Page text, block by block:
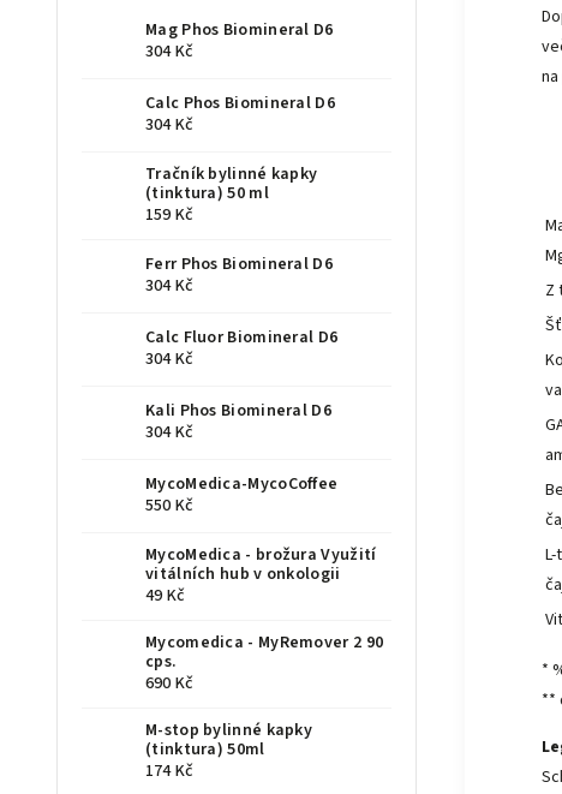
Mag Phos Biomineral D6
304 Kč
Calc Phos Biomineral D6
304 Kč
Tračník bylinné kapky
(tinktura) 50 ml
159 Kč
Ferr Phos Biomineral D6
304 Kč
Calc Fluor Biomineral D6
304 Kč
Kali Phos Biomineral D6
304 Kč
MycoMedica-MycoCoffee
550 Kč
MycoMedica - brožura Využití
vitálních hub v onkologii
49 Kč
Mycomedica - MyRemover 2 90
cps.
690 Kč
M-stop bylinné kapky
(tinktura) 50ml
174 Kč
Z
*
**